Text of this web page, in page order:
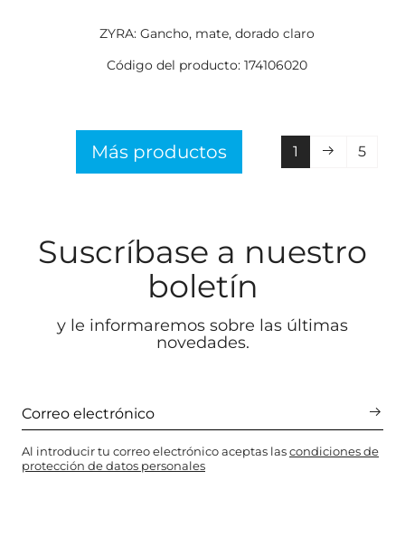
ZYRA: Gancho, mate, dorado claro
Código del producto: 174106020
Más productos 1 5
Suscríbase a nuestro
boletín
y le informaremos sobre las últimas
novedades.
Al introducir tu correo electrónico aceptas lascondiciones de
protección de datos personales